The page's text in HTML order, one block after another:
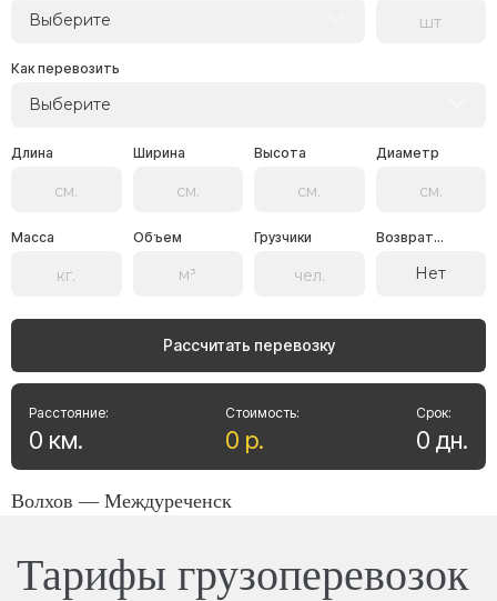
Выберите
Как перевозить
Выберите
Длина Ширина Высота Диаметр
Масса Объем Грузчики Возврат...
Нет
Рассчитать перевозку
Стоимость:
0 р.
Расстояние:
0 км.
Срок:
0 дн.
Волхов — Междуреченск
Тарифы грузоперевозок